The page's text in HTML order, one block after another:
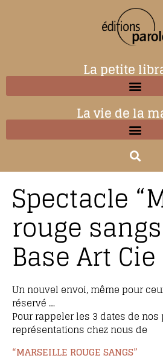
La petite
La vie de la
Spectacle
rouge
Base Art Cie
Un nouvel envoi, même pour
réservé …
Pour rappeler les 3 dates de
représentations chez nous de
“MARSEILLE ROUGE SANGS”